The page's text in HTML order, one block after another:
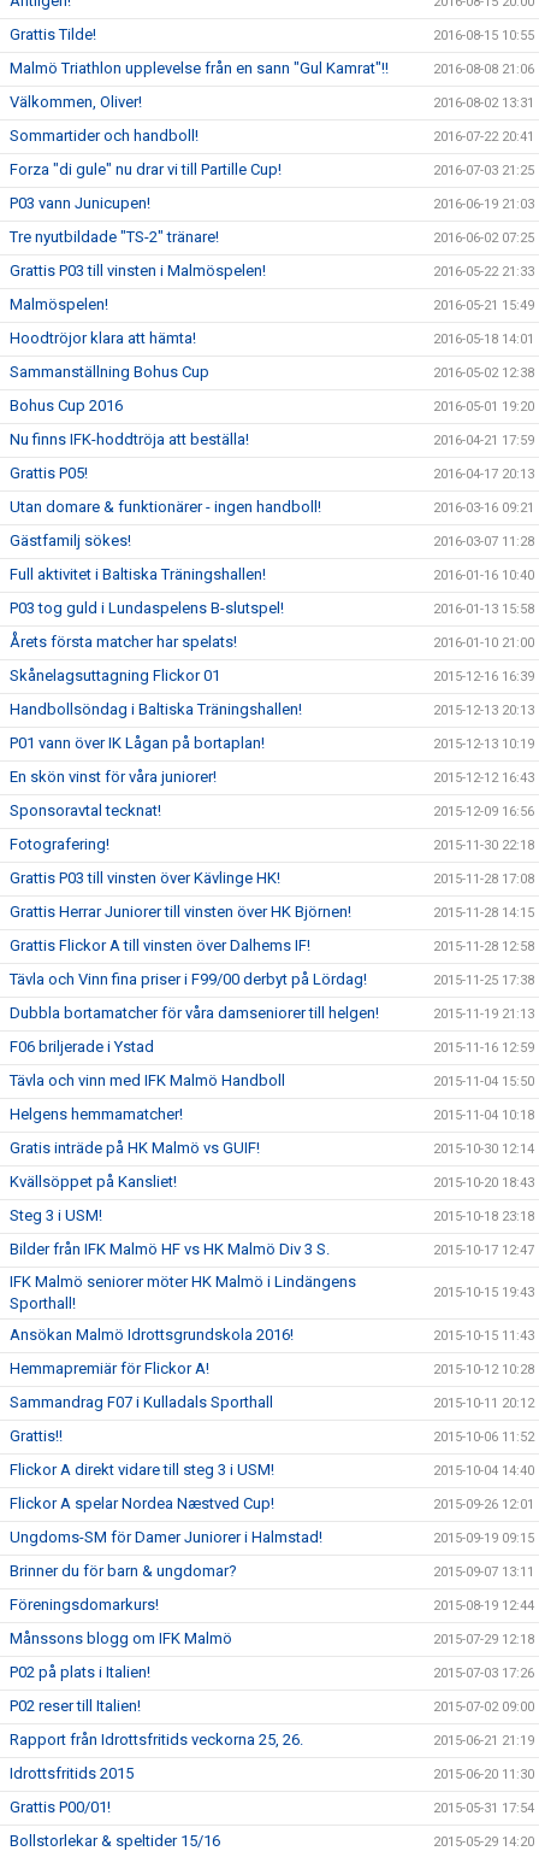
Grattis Tilde! 2016-08-15 10:55
Malmö Triathlon upplevelse från en sann "Gul Kamrat"!! 2016-08-08 21:06
Välkommen, Oliver! 2016-08-02 13:31
Sommartider och handboll! 2016-07-22 20:41
Forza "di gule" nu drar vi till Partille Cup! 2016-07-03 21:25
P03 vann Junicupen! 2016-06-19 21:03
Tre nyutbildade "TS-2" tränare! 2016-06-02 07:25
Grattis P03 till vinsten i Malmöspelen! 2016-05-22 21:33
Malmöspelen! 2016-05-21 15:49
Hoodtröjor klara att hämta! 2016-05-18 14:01
Sammanställning Bohus Cup 2016-05-02 12:38
Bohus Cup 2016 2016-05-01 19:20
Nu finns IFK-hoddtröja att beställa! 2016-04-21 17:59
Grattis P05! 2016-04-17 20:13
Utan domare & funktionärer - ingen handboll! 2016-03-16 09:21
Gästfamilj sökes! 2016-03-07 11:28
Full aktivitet i Baltiska Träningshallen! 2016-01-16 10:40
P03 tog guld i Lundaspelens B-slutspel! 2016-01-13 15:58
Årets första matcher har spelats! 2016-01-10 21:00
Skånelagsuttagning Flickor 01 2015-12-16 16:39
Handbollsöndag i Baltiska Träningshallen! 2015-12-13 20:13
P01 vann över IK Lågan på bortaplan! 2015-12-13 10:19
En skön vinst för våra juniorer! 2015-12-12 16:43
Sponsoravtal tecknat! 2015-12-09 16:56
Fotografering! 2015-11-30 22:18
Grattis P03 till vinsten över Kävlinge HK! 2015-11-28 17:08
Grattis Herrar Juniorer till vinsten över HK Björnen! 2015-11-28 14:15
Grattis Flickor A till vinsten över Dalhems IF! 2015-11-28 12:58
Tävla och Vinn fina priser i F99/00 derbyt på Lördag! 2015-11-25 17:38
Dubbla bortamatcher för våra damseniorer till helgen! 2015-11-19 21:13
F06 briljerade i Ystad 2015-11-16 12:59
Tävla och vinn med IFK Malmö Handboll 2015-11-04 15:50
Helgens hemmamatcher! 2015-11-04 10:18
Gratis inträde på HK Malmö vs GUIF! 2015-10-30 12:14
Kvällsöppet på Kansliet! 2015-10-20 18:43
Steg 3 i USM! 2015-10-18 23:18
Bilder från IFK Malmö HF vs HK Malmö Div 3 S. 2015-10-17 12:47
IFK Malmö seniorer möter HK Malmö i Lindängens
Sporthall!
2015-10-15 19:43
Ansökan Malmö Idrottsgrundskola 2016! 2015-10-15 11:43
Hemmapremiär för Flickor A! 2015-10-12 10:28
Sammandrag F07 i Kulladals Sporthall 2015-10-11 20:12
Grattis!! 2015-10-06 11:52
Flickor A direkt vidare till steg 3 i USM! 2015-10-04 14:40
Flickor A spelar Nordea Næstved Cup! 2015-09-26 12:01
Ungdoms-SM för Damer Juniorer i Halmstad! 2015-09-19 09:15
Brinner du för barn & ungdomar? 2015-09-07 13:11
Föreningsdomarkurs! 2015-08-19 12:44
Månssons blogg om IFK Malmö 2015-07-29 12:18
P02 på plats i Italien! 2015-07-03 17:26
P02 reser till Italien! 2015-07-02 09:00
Rapport från Idrottsfritids veckorna 25, 26. 2015-06-21 21:19
Idrottsfritids 2015 2015-06-20 11:30
Grattis P00/01! 2015-05-31 17:54
Bollstorlekar & speltider 15/16 2015-05-29 14:20